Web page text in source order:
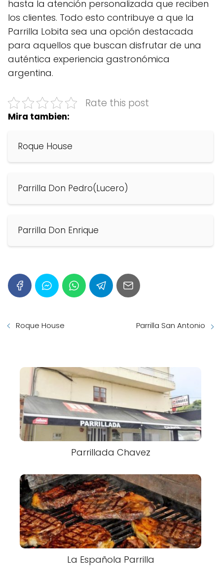
hasta la atención personalizada que reciben
los clientes. Todo esto contribuye a que la
Parrilla Lobita sea una opción destacada
para aquellos que buscan disfrutar de una
auténtica experiencia gastronómica
argentina.
Rate this post
Mira tambien:
Roque House
Parrilla Don Pedro(Lucero)
Parrilla Don Enrique
Roque House Parrilla San Antonio
Parrillada Chavez
La Española Parrilla